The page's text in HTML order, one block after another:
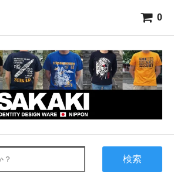
0
検索